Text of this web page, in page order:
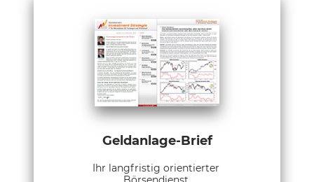
Geldanlage-Brief
Ihr langfristig orientierter